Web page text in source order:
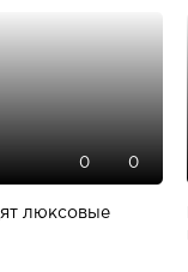
0 0
люксовые